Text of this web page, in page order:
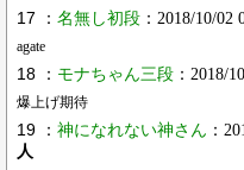
17 ： 名無し初段 ：2018/10/02
agate
18 ： モナちゃん三段 ：2018/
爆上げ期待
19 ： 神になれない神さん ：
人